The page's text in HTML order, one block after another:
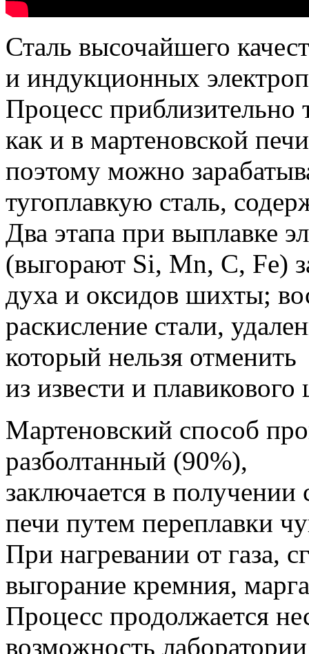
Сталь высочайшего
и индукционных
Процесс приблизительно
как и в мартеновской
поэтому можно
тугоплавкую сталь,
Два этапа при выплавке
(выгорают Si, Mn, C, Fe)
духа и оксидов шихты;
раскисление стали,
который нельзя отменить
из извести и плавикового
Мартеновский способ
разболтанный (90%),
заключается в получении
печи путем переплавки
При нагревании от газа,
выгорание кремния,
Процесс продолжается
возможность